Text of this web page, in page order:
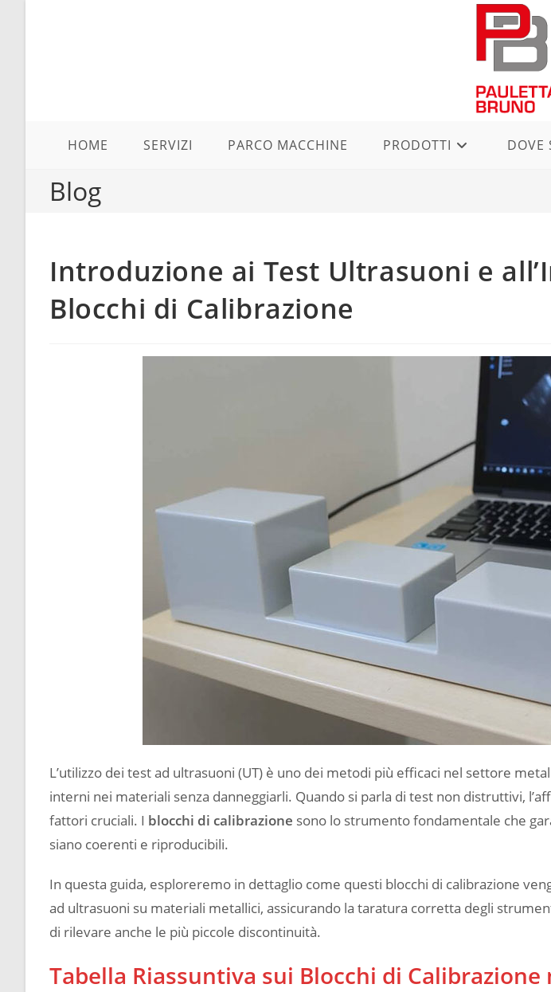
HOME SERVIZI PARCO MACCHINE PRODOTTI DOVE
Blog
Introduzione ai Test Ultrasuoni e
Blocchi di Calibrazione
L’utilizzo dei test ad ultrasuoni (UT) è uno dei metodi più efficaci nel settore
interni nei materiali senza danneggiarli. Quando si parla di test non distruttivi,
fattori cruciali. I blocchi di calibrazione sono lo strumento fondamentale che
siano coerenti e riproducibili.
In questa guida, esploreremo in dettaglio come questi blocchi di calibrazione
ad ultrasuoni su materiali metallici, assicurando la taratura corretta degli
di rilevare anche le più piccole discontinuità.
Tabella Riassuntiva sui Blocchi di